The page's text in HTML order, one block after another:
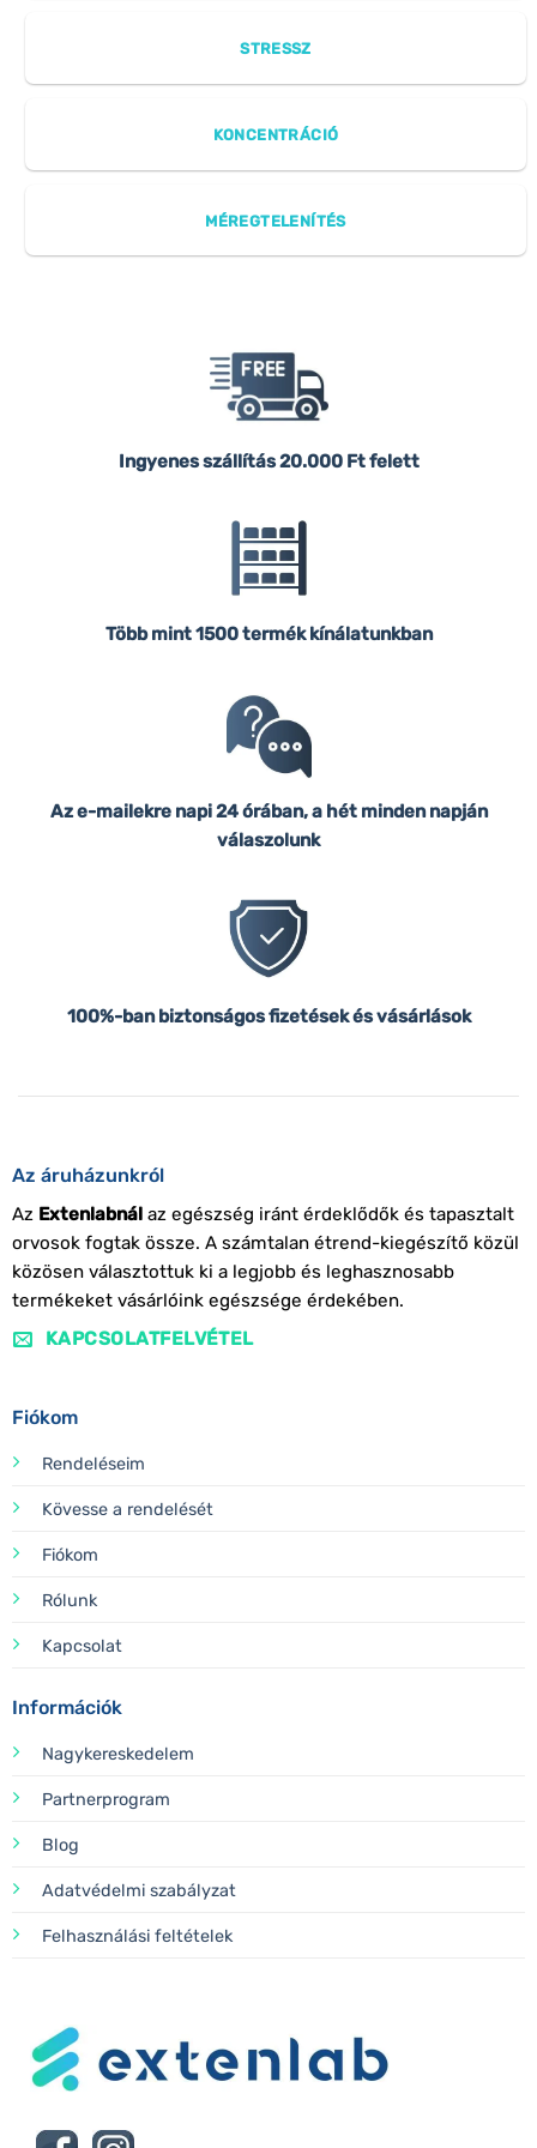
STRESSZ
KONCENTRÁCIÓ
MÉREGTELENÍTÉS
Ingyenes szállítás20.000 Ft felett
Több mint 1500 termék kínálatunkban
Az e-mailekre napi 24 órában, a hét minden napján
válaszolunk
100%-ban biztonságos fizetések és vásárlások
Az áruházunkról
Az Extenlabnálaz egészség iránt érdeklődők és tapasztalt
orvosok fogtak össze. A számtalan étrend-kiegészítő közül
közösen választottuk ki a legjobb és leghasznosabb
termékeket vásárlóink egészsége érdekében.
KAPCSOLATFELVÉTEL
Fiókom
Rendeléseim
Kövesse a rendelését
Fiókom
Rólunk
Kapcsolat
Információk
Nagykereskedelem
Partnerprogram
Blog
Adatvédelmi szabályzat
Felhasználási feltételek